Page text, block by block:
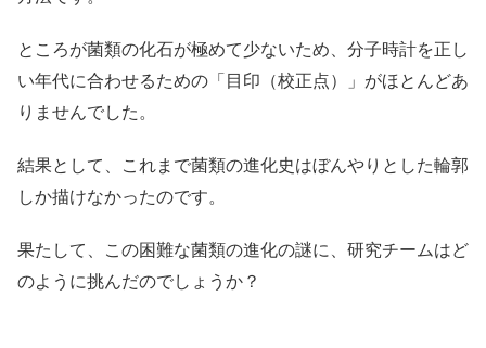
ところが菌類の化石が極めて少ないため、分子時計を正し
い年代に合わせるための「目印（校正点）」がほとんどあ
りませんでした。
結果として、これまで菌類の進化史はぼんやりとした輪郭
しか描けなかったのです。
果たして、この困難な菌類の進化の謎に、研究チームはど
のように挑んだのでしょうか？